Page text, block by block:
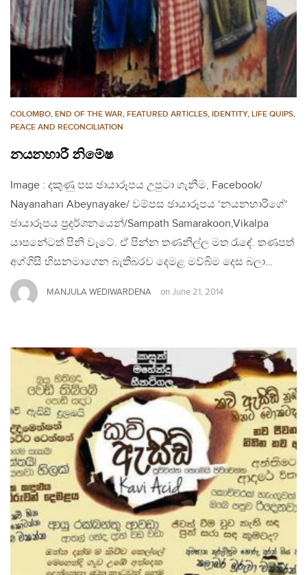
COLOMBO, END OF THE WAR, FEATURED ARTICLES, IDENTITY, LIFE QUIPS,
PEACE AND RECONCILIATION
නයනහාරී නිමේෂ
Image : දකුණු පස ඡායාරූපය උපුටා ගැනීම, Facebook/
Nayanahari Abeynayake/ වම්පස ඡායාරූපය ‘නයනහාරිගේ‘
ඡායාරූපය ප්‍රදර්ශනයෙන්/Sampath Samarakoon,Vikalpa
යාපනේටත් පිනි වැටේ. ඒ පින්න තණනිල්ල මත රැඳේ. තණපත්
අග්ගිසි හිසනමාගෙන බැතිබරව දෙමළ මව්බිම දෙස බලා…
MANJULA WEDIWARDENA on June 21, 2014